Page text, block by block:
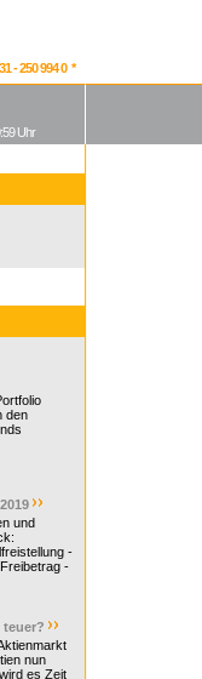
- 250 994 0 *
den
und
-
-
nun
es Zeit
Uhr